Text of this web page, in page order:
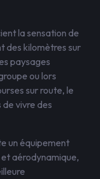
la sensation de
des kilomètres sur
paysages
ou lors
sur route, le
vivre des
un équipement
aérodynamique,